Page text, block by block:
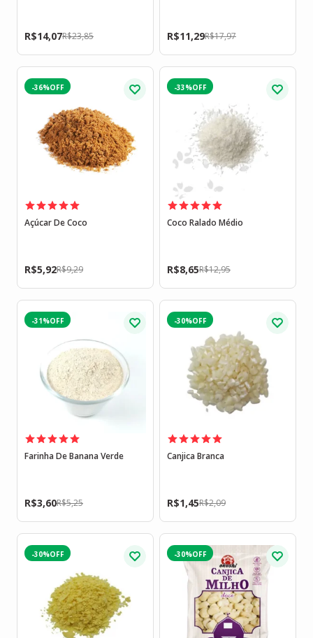
R$23,85
R$14,07 R$17,97
R$11,29
-36%
Açúcar De Coco
R$9,29
R$5,92
-33%
Coco Ralado Médio
R$12,95
R$8,65
-31%
Farinha De Banana Verde
R$5,25
R$3,60
-30%
Canjica Branca
R$2,09
R$1,45
-30% -30%